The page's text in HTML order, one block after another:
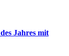
Jahres mit